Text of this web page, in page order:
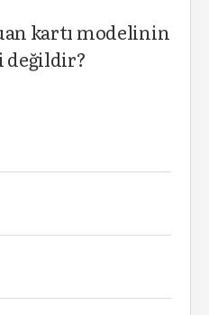
kartı modelinin
değildir?